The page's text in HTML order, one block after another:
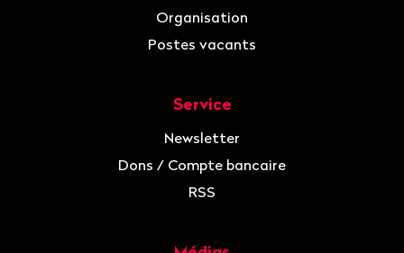
Organisation
Postes vacants
Service
Newsletter
Dons / Compte bancaire
RSS